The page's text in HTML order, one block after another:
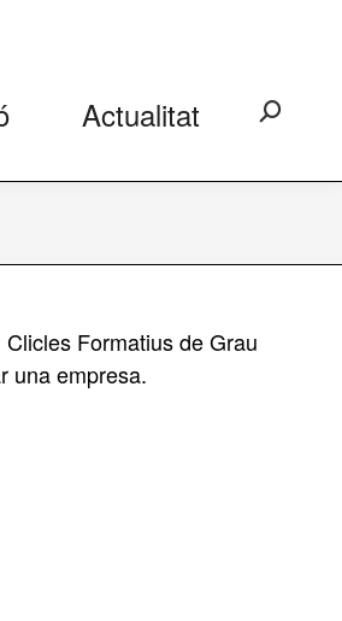
Actualitat Search:
Formatius de Grau
una empresa.